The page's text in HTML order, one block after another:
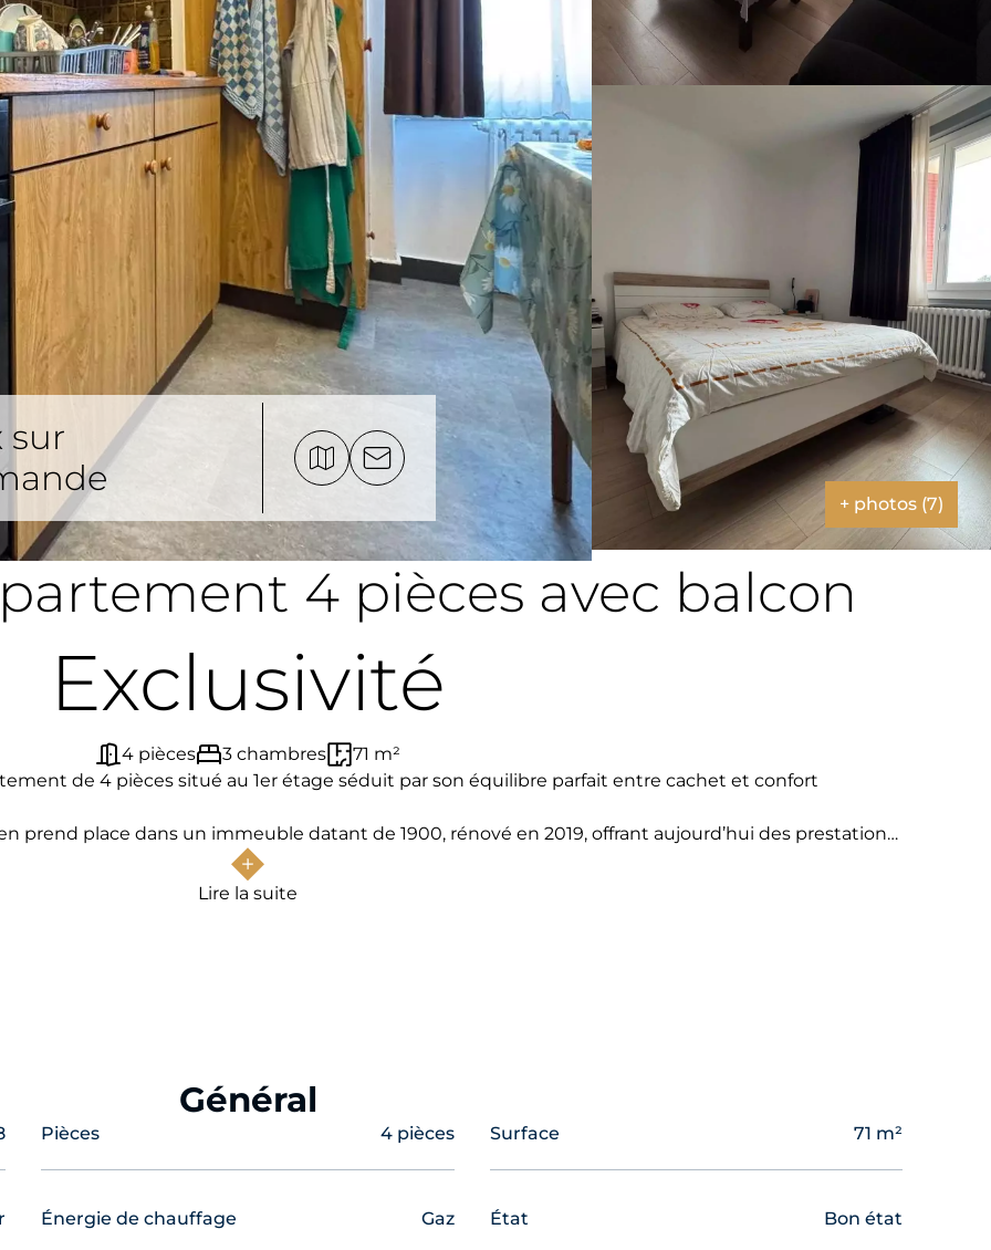
sur
+ photos (7)
4 pièces avec balcon
Exclusivité
4 pièces 3 chambres
71 m²
de 4 pièces situé au 1er étage séduit par son équilibre parfait entre cachet et confort
prend place dans un immeuble datant de 1900, rénové en 2019, offrant aujourd’hui des prestations
et d’une distribution fluide, idéale pour une famille ou un couple recherchant un cadre de vie
commodités.
Lire la suite
Général
Pièces 4 pièces Surface 71 m²
Énergie de chauffage Gaz État Bon état